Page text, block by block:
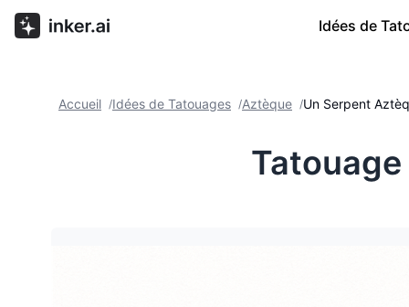
Idées de
Accueil /Idées de Tatouages /Aztèque /Un Serpent